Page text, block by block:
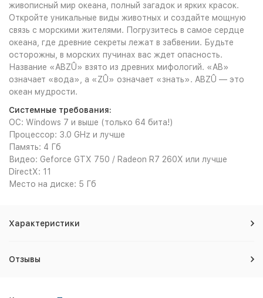
живописный мир океана, полный загадок и ярких красок.
Откройте уникальные виды животных и создайте мощную
связь с морскими жителями. Погрузитесь в самое сердце
океана, где древние секреты лежат в забвении. Будьте
осторожны, в морских пучинах вас ждет опасность.
Название «ABZÛ» взято из древних мифологий. «AB»
означает «вода», а «ZÛ» означает «знать». ABZÛ — это
океан мудрости.
Системные требования:
ОС: Windows 7 и выше (только 64 бита!)
Процессор: 3.0 GHz и лучше
Память: 4 Гб
Видео: Geforce GTX 750 / Radeon R7 260X или лучше
DirectX: 11
Место на диске: 5 Гб
Характеристики
Отзывы